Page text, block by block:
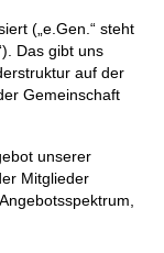
(„e.Gen.“ steht
Das gibt uns
auf der
Gemeinschaft
unserer
Mitglieder